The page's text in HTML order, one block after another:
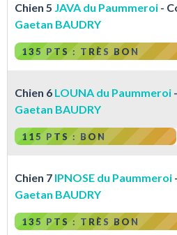
Chien 5 JAVA du Paummeroi -
Gaetan BAUDRY
135 PTS : TRÈS BON
Chien 6 LOUNA du Paummeroi
Gaetan BAUDRY
115 PTS : BON
Chien 7 IPNOSE du Paummeroi
Gaetan BAUDRY
135 PTS : TRÈS BON